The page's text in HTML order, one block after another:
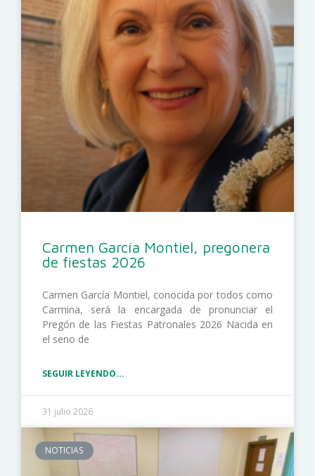
Carmen García Montiel, pregonera
de fiestas 2026
Carmen García Montiel, conocida por todos como
Carmina, será la encargada de pronunciar el
Pregón de las Fiestas Patronales 2026 Nacida en
el seno de
SEGUIR LEYENDO...
31 julio 2026
NOTICIAS